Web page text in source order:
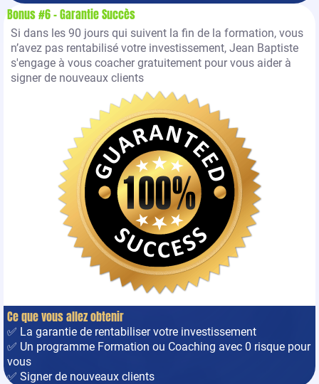
Bonus #6 - Garantie Succès
Si dans les 90 jours qui suivent la fin de la formation, vous
n’avez pas rentabilisé votre investissement, Jean Baptiste
s'engage à vous coacher gratuitement pour vous aider à
signer de nouveaux clients
Ce que vous allez obtenir
✅ La garantie de rentabiliser votre investissement
✅ Un programme Formation ou Coaching avec 0 risque pour
vous
✅ Signer de nouveaux clients